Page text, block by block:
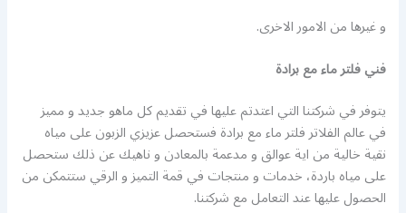
و غيرها من الامور الاخرى.
فني فلتر ماء مع برادة
يتوفر في شركتنا التي اعتدتم عليها في تقديم كل ماهو جديد و مميز
في عالم الفلاتر فلتر ماء مع برادة فستحصل عزيزي الزبون على مياه
نقية خالية من اية عوالق و مدعمة بالمعادن و ناهيك عن ذلك ستحصل
على مياه باردة، خدمات و منتجات في قمة التميز و الرقي ستتمكن من
الحصول عليها عند التعامل مع شركتنا.